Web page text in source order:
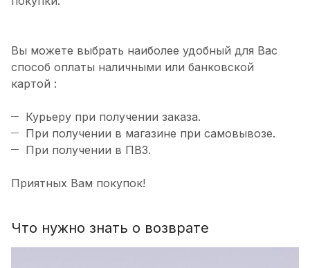
Вы можете выбрать наиболее удобный для Вас
способ оплаты наличными или банковской
картой :
Курьеру при получении заказа.
При получении в магазине при самовывозе.
При получении в ПВЗ.
Приятных Вам покупок!
Что нужно знать о возврате